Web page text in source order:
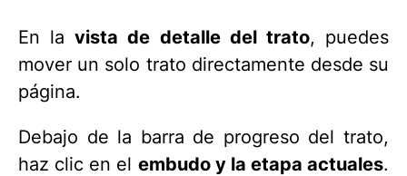
En lavista de detalle del trato, puedes
mover un solo trato directamente desde su
página.
Debajo de la barra de progreso del trato,
haz clic en el embudo y la etapa actuales.